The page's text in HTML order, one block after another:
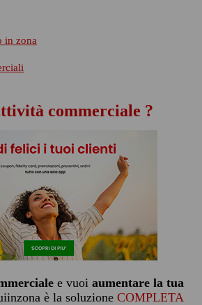
in zona
commerciale ?
e vuoi aumentare la tua
è la soluzione COMPLETA